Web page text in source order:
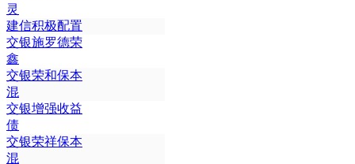
灵
建信积极配置
交银施罗德荣
鑫
交银荣和保本
混
交银增强收益
债
交银荣祥保本
混